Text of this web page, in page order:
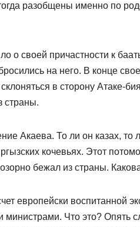
разобщены именно по
о своей причастности к
на него. В конце
в сторону Атаке-
страны.
Акаева. То ли он казах, то
кочевьях. Этот
бежал из страны.
европейски воспитанной
Что это? Опять